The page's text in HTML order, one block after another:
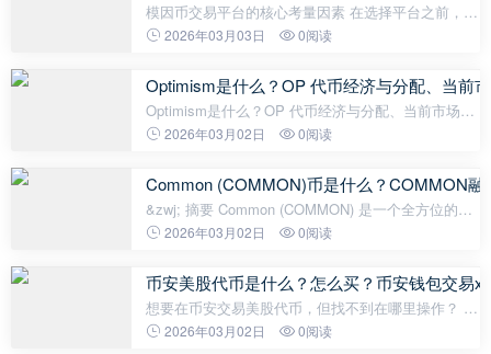
模因币交易平台的核心考量因素 在选择平台之前，我
们首先需要明确几个关键指标： 安全性与合规性：
签名等安全措施？币种丰富度： 是
2026年03月03日 0阅读
Optimism是什么？OP 代币经济与分配、当前
Optimism是什么？OP 代币经济与分配、当前市场分
析以及未来展望介绍 深入了解 Optimism 如何通过
太坊扩容与 Web3 新时代。
2026年03月02日 0阅读
Common (COMMON)币是什么？COMMON
&zwj; 摘要 Common (COMMON) 是一个全方位的
Web3平台，用于发行代币、发展社区以及通过可编
成为DeFi和社交代币的关键基础设施，
2026年03月02日 0阅读
币安美股代币是什么？怎么买？币安钱包交易
想要在币安交易美股代币，但找不到在哪里操作？ 别
担心！这篇文章来深入探讨在币安交易xStocks 等美
2026年03月02日 0阅读